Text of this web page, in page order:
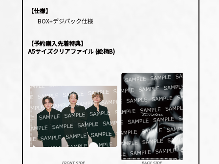
【仕様】
BOX+デジパック仕様
【予約購入先着特典】
A5サイズクリアファイル (絵柄B)